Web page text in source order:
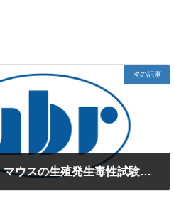
次の記事
vivo第15号 マウスの生殖発生毒性試験、豊富な実績とバックフランドを持つNBRに是非お任せ下さい！全ステージで実施可能です。